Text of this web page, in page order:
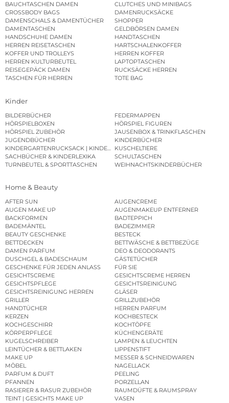
BAUCHTASCHEN DAMEN
CLUTCHES UND MINIBAGS
CROSSBODY BAGS
DAMENRUCKSÄCKE
DAMENSCHALS & DAMENTÜCHER
SHOPPER
DAMENTASCHEN
GELDBÖRSEN DAMEN
HANDSCHUHE DAMEN
HANDTASCHEN
HERREN REISETASCHEN
HARTSCHALENKOFFER
KOFFER UND TROLLEYS
HERREN KOFFER
HERREN KULTURBEUTEL
LAPTOPTASCHEN
REISEGEPÄCK DAMEN
RUCKSÄCKE HERREN
TASCHEN FÜR HERREN
TOTE BAG
Kinder
BILDERBÜCHER
FEDERMAPPEN
HÖRSPIELBOXEN
HÖRSPIEL FIGUREN
HÖRSPIEL ZUBEHÖR
JAUSENBOX & TRINKFLASCHEN
JUGENDBÜCHER
KINDERBÜCHER
KINDERGARTENRUCKSACK | KINDERGARTENBEUTEL
KUSCHELTIERE
SACHBÜCHER & KINDERLEXIKA
SCHULTASCHEN
TURNBEUTEL & SPORTTASCHEN
WEIHNACHTSKINDERBÜCHER
Home & Beauty
AFTER SUN
AUGENCREME
AUGEN MAKE UP
AUGENMAKEUP ENTFERNER
BACKFORMEN
BADTEPPICH
BADEMÄNTEL
BADEZIMMER
BEAUTY GESCHENKE
BESTECK
BETTDECKEN
BETTWÄSCHE & BETTBEZÜGE
DAMEN PARFUM
DEO & DEODORANTS
DUSCHGEL & BADESCHAUM
GÄSTETÜCHER
GESCHENKE FÜR JEDEN ANLASS
FÜR SIE
GESICHTSCREME
GESICHTSCREME HERREN
GESICHTSPFLEGE
GESICHTSREINIGUNG
GESICHTSREINIGUNG HERREN
GLÄSER
GRILLER
GRILLZUBEHÖR
HANDTÜCHER
HERREN PARFUM
KERZEN
KOCHBESTECK
KOCHGESCHIRR
KOCHTÖPFE
KÖRPERPFLEGE
KÜCHENGERÄTE
KUGELSCHREIBER
LAMPEN & LEUCHTEN
LEINTÜCHER & BETTLAKEN
LIPPENSTIFT
MAKE UP
MESSER & SCHNEIDWAREN
MÖBEL
NAGELLACK
PARFUM & DUFT
PEELING
PFANNEN
PORZELLAN
RASIERER & RASUR ZUBEHÖR
RAUMDÜFTE & RAUMSPRAY
TEINT | GESICHTS MAKE UP
VASEN